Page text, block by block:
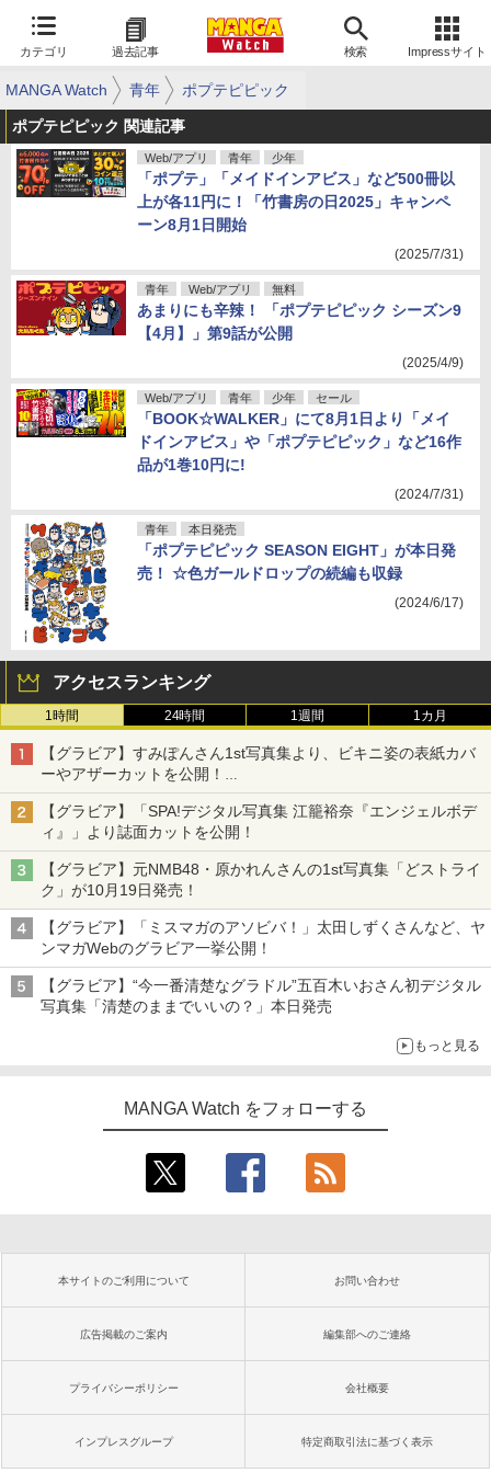
カテゴリ 過去記事 検索 Impressサイト
MANGA Watch 青年 ポプテピピック
ポプテピピック 関連記事
Web/アプリ 青年 少年
「ポプテ」「メイドインアビス」など500冊以
上が各11円に！「竹書房の日2025」キャンペ
ーン8月1日開始
(2025/7/31)
青年 Web/アプリ 無料
あまりにも辛辣！ 「ポプテピピック シーズン9
【4月】」第9話が公開
(2025/4/9)
Web/アプリ 青年 少年 セール
「BOOK☆WALKER」にて8月1日より「メイ
ドインアビス」や「ポプテピピック」など16作
品が1巻10円に!
(2024/7/31)
青年 本日発売
「ポプテピピック SEASON EIGHT」が本日発
売！ ☆色ガールドロップの続編も収録
(2024/6/17)
アクセスランキング
1時間 24時間 1週間 1カ月
【グラビア】すみぽんさん1st写真集より、ビキニ姿の表紙カバ
ーやアザーカットを公開！
タイトルは「offcourt（オフコート）」に決定
【グラビア】「SPA!デジタル写真集 江籠裕奈『エンジェルボデ
ィ』」より誌面カットを公開！
【グラビア】元NMB48・原かれんさんの1st写真集「どストライ
ク」が10月19日発売！
【グラビア】「ミスマガのアソビバ！」太田しずくさんなど、ヤ
ンマガWebのグラビア一挙公開！
【グラビア】“今一番清楚なグラドル”五百木いおさん初デジタル
写真集「清楚のままでいいの？」本日発売
もっと見る
MANGA Watch をフォローする
本サイトのご利用について お問い合わせ
広告掲載のご案内 編集部へのご連絡
プライバシーポリシー 会社概要
インプレスグループ 特定商取引法に基づく表示